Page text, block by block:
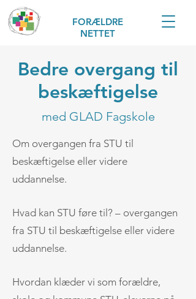
FORÆLDRE
NETTET
Bedre overgang til
beskæftigelse
med GLAD Fagskole
Om overgangen fra STU til
beskæftigelse eller videre
uddannelse.
Hvad kan STU føre til? – overgangen
fra STU til beskæftigelse eller videre
uddannelse.
Hvordan klæder vi som forældre,